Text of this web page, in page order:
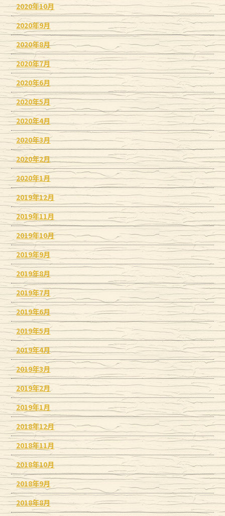
2020年10月
2020年9月
2020年8月
2020年7月
2020年6月
2020年5月
2020年4月
2020年3月
2020年2月
2020年1月
2019年12月
2019年11月
2019年10月
2019年9月
2019年8月
2019年7月
2019年6月
2019年5月
2019年4月
2019年3月
2019年2月
2019年1月
2018年12月
2018年11月
2018年10月
2018年9月
2018年8月